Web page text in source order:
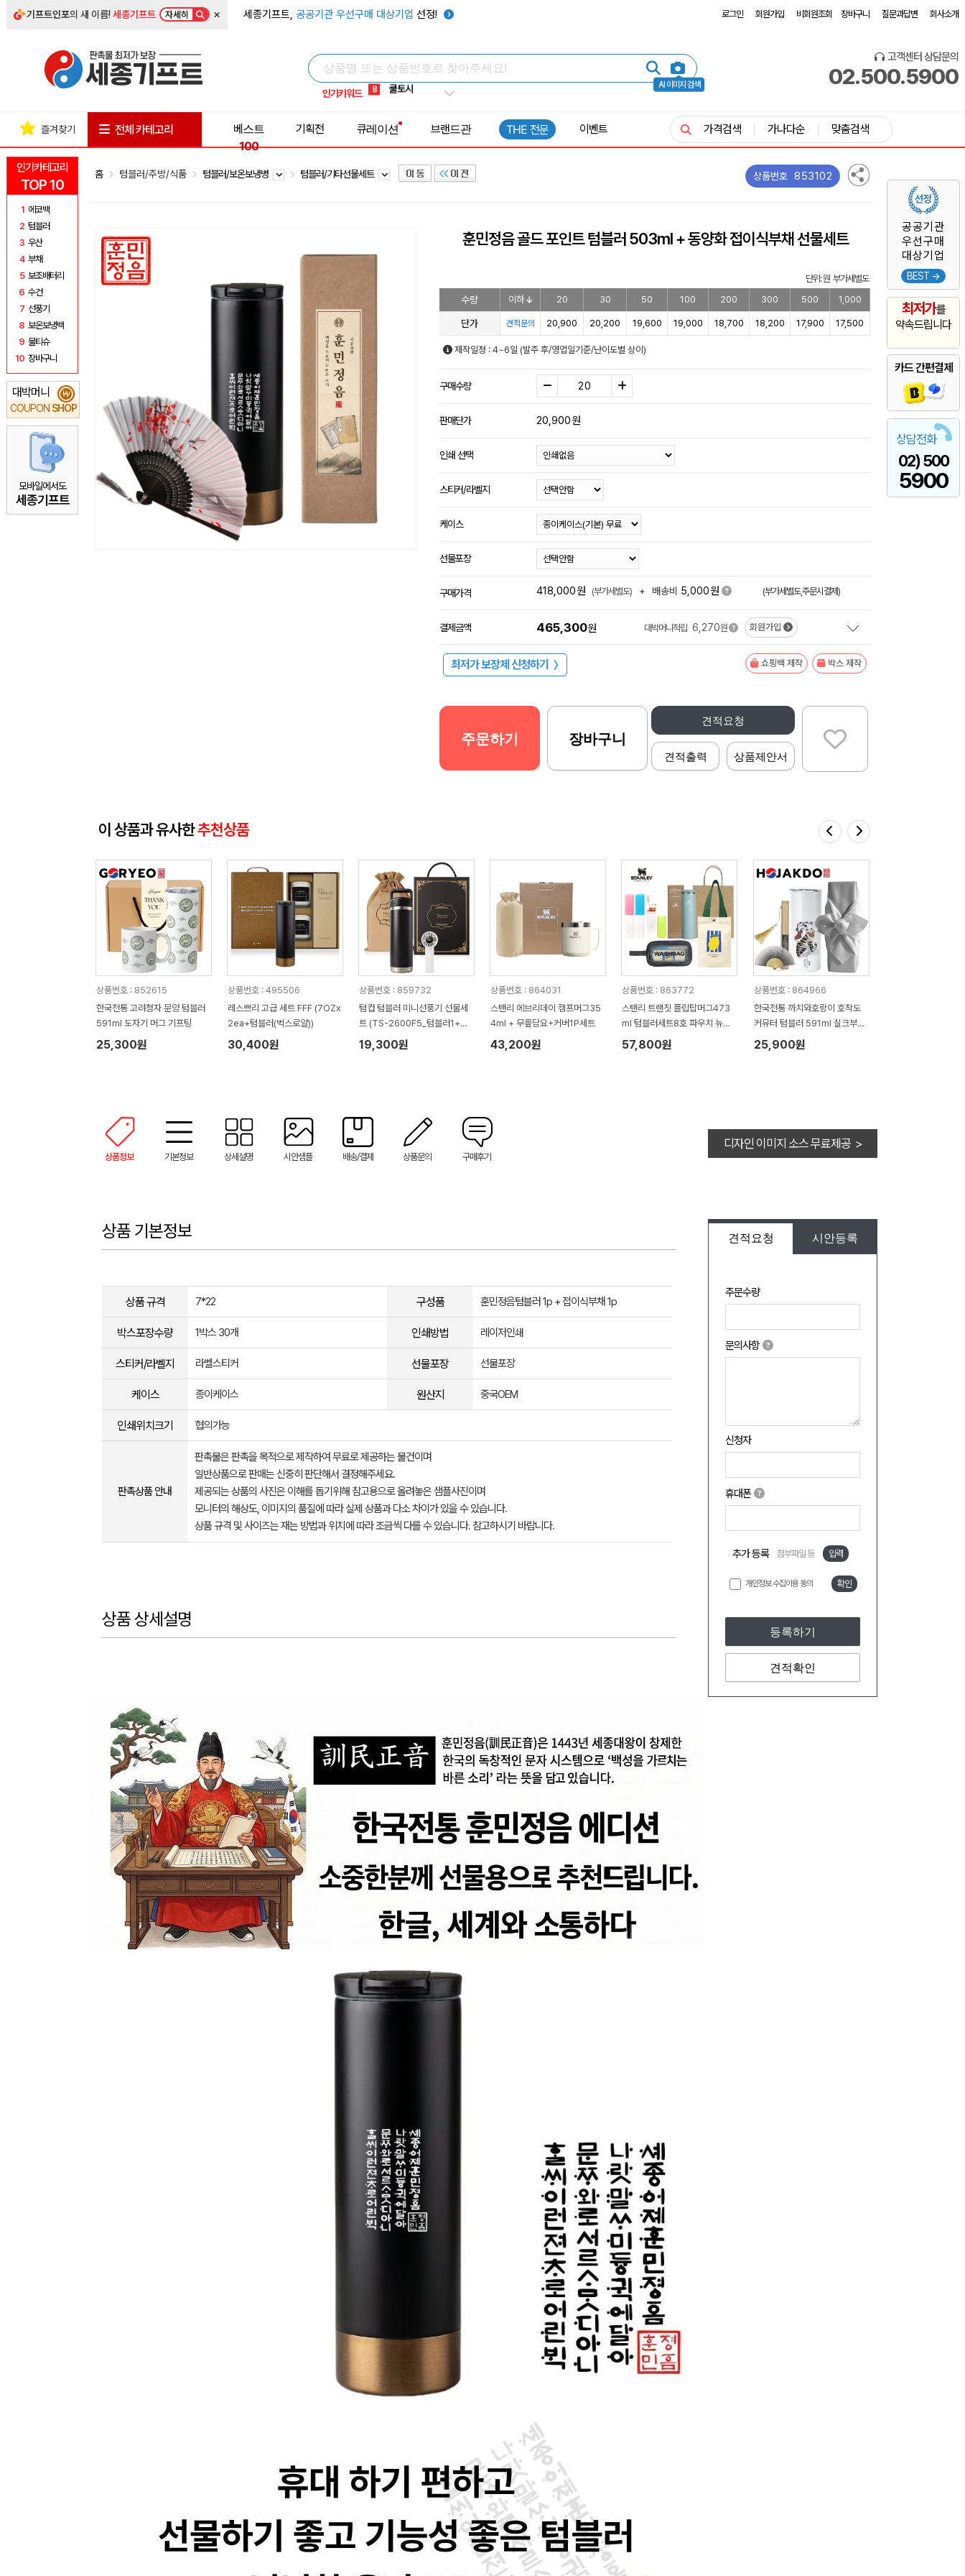
기프트인포의 새 이름!세종기프트 자세히 × 세종기프트, 공공기관 우선구매 대상기업 선정! 로그인 회원가입 비회원조회 장바구니 질문과답변 회사소개
AI 이미지 검색
인기키워드
5 키캡
8 쿨토시
9 넥쿨러
1 선풍기
고객센터 상담문의
02.500.5900
인기카테고리
TOP 10
1 에코백
2 텀블러
3 우산
4 부채
5 보조배터리
6 수건
7 선풍기
8 보온보냉백
9 물티슈
10 장바구니
대박머니
COUPON SHOP
₩
모바일에서도
세종기프트
공공기관
우선구매
대상기업
BEST →
최저가를
약속드립니다
카드 간편결제
상담전화
02) 500
5900
즐겨찾기 전체 카테고리
베스트
100
기획전 큐레이션 브랜드관 THE 전문 이벤트 가격검색 가나다순 맞춤검색
홈 텀블러/주방/식품 텀블러/보온보냉병 텀블러/기타선물세트 상품번호 853102
훈민정음 골드 포인트 텀블러 503ml + 동양화 접이식부채 선물세트
단위: 원 부가세별도
수량 이하 20 30 50 100 200 300 500 1,000
단가 견적문의 20,900 20,200 19,600 19,000 18,700 18,200 17,900 17,500
제작일정 : 4~6일 (발주 후/영업일기준/난이도별 상이)
구매수량
판매단가 20,900원
인쇄 선택
스티커/라벨지
케이스
선물포장
구매가격 418,000원 (부가세별도) + 배송비 5,000원 (부가세별도,주문시결제)
결제금액 465,300원 대박머니적립 6,270원 회원가입
최저가 보장제 신청하기 〉 쇼핑백 제작 박스 제작
견적요청
견적출력 상품제안서
주문하기 장바구니
이 상품과 유사한추천상품
상품번호 : 852615
한국전통 고려청자 문양 텀블러
591ml 도자기 머그 기프팅
25,300원
상품번호 : 495506
레스쁘리 고급 세트 FFF (7OZx
2ea+텀블러(벅스로얄))
30,400원
상품번호 : 859732
텀컵 텀블러 미니선풍기 선물세
트 (TS-2600F5_텀블러1+미
니선풍기1)
19,300원
상품번호 : 864031
스탠리 에브리데이 캠프머그35
4ml + 무릎담요+커버1P세트
43,200원
상품번호 : 863772
스탠리 트랜짓 플립탑머그473
ml 텀블러세트8호 파우치 뉴따
봉326칫솔치약세트 쇼핑백포함
57,800원
상품번호 : 864966
한국전통 까치와호랑이 호작도
커뮤터 텀블러 591ml 실크부채
기프팅 (보자기 포장)
25,900원
상품정보 기본정보 상세설명 시안샘플 배송/결제 상품문의 구매후기
디자인 이미지 소스 무료제공 >
견적요청 시안등록
주문수량
문의사항
신청자
휴대폰
추가 등록 첨부파일 등 입력
개인정보 수집이용 동의 확인
등록하기
견적확인
상품 기본정보
상품 규격 7*22 구성품 훈민정음텀블러 1p + 접이식부채 1p
박스포장수량 1박스 30개 인쇄방법 레이저인쇄
스티커/라벨지 라벨스티커 선물포장 선물포장
케이스 종이케이스 원산지 중국OEM
인쇄위치크기 협의가능
판촉상품 안내
판촉물은 판촉을 목적으로 제작하여 무료로 제공하는 물건이며
일반상품으로 판매는 신중히 판단해서 결정해주세요.
제공되는 상품의 사진은 이해를 돕기위해 참고용으로 올려놓은 샘플사진이며
모니터의 해상도, 이미지의 품질에 따라 실제 상품과 다소 차이가 있을 수 있습니다.
상품 규격 및 사이즈는 재는 방법과 위치에 따라 조금씩 다를 수 있습니다. 참고하시기 바랍니다.
상품 상세설명